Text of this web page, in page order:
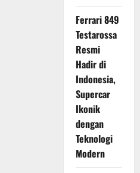
Ferrari 849
Testarossa
Resmi
Hadir di
Indonesia,
Supercar
Ikonik
dengan
Teknologi
Modern